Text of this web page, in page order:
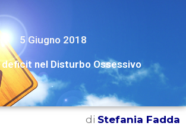
5 Giugno 2018
deficit nel Disturbo Ossessivo
di Stefania Fadda